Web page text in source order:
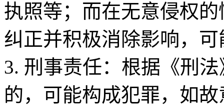
执照等；而在无意侵权
纠正并积极消除影响，
3. 刑事责任：根据《刑
的，可能构成犯罪，如